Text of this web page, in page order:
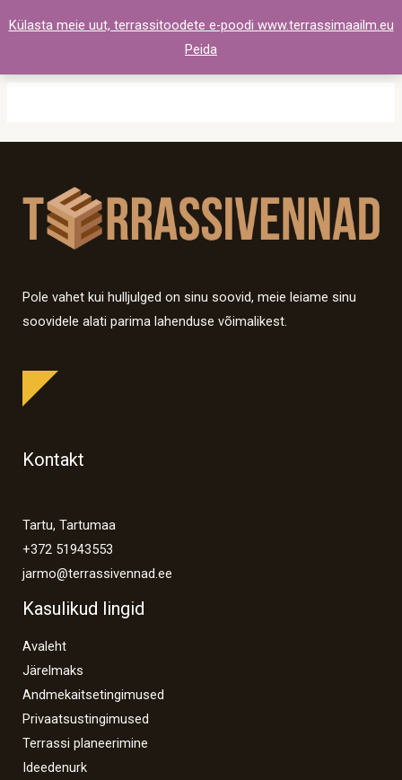
Külasta meie uut, terrassitoodete e-poodi www.terrassimaailm.eu
Peida
to
Pole vahet kui hulljulged on sinu soovid, meie leiame sinu
soovidele alati parima lahenduse võimalikest.
Kontakt
Tartu, Tartumaa
+372 51943553
jarmo@terrassivennad.ee
Kasulikud lingid
Avaleht
Järelmaks
Andmekaitsetingimused
Privaatsustingimused
Terrassi planeerimine
Ideedenurk